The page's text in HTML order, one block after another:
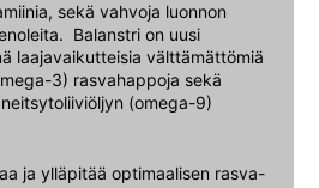
sekä vahvoja luonnon
Balanstri on uusi
laajavaikutteisia välttämättömiä
3) rasvahappoja sekä
(omega-9)
ja ylläpitää optimaalisen rasva-